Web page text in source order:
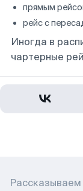
прямым
рейс с
Иногда в
чартерные